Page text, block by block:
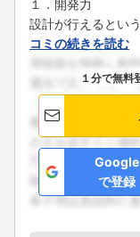
１．開発力
設計が行えるとい
コミの続きを読む
１分で無料
Google
で登録